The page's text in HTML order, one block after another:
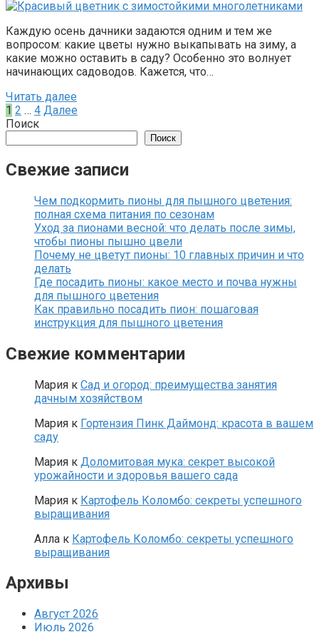
Каждую осень дачники задаются одним и тем же
вопросом: какие цветы нужно выкапывать на зиму, а
какие можно оставить в саду? Особенно это волнует
начинающих садоводов. Кажется, что…
Читать далее
Пагинация
записей
1 2 … 4 Далее
Поиск
Поиск
Свежие записи
Чем подкормить пионы для пышного цветения:
полная схема питания по сезонам
Уход за пионами весной: что делать после зимы,
чтобы пионы пышно цвели
Почему не цветут пионы: 10 главных причин и что
делать
Где посадить пионы: какое место и почва нужны
для пышного цветения
Как правильно посадить пион: пошаговая
инструкция для пышного цветения
Свежие комментарии
Мария к Сад и огород: преимущества занятия
дачным хозяйством
Мария к Гортензия Пинк Даймонд: красота в вашем
саду
Мария к Доломитовая мука: секрет высокой
урожайности и здоровья вашего сада
Мария к Картофель Коломбо: секреты успешного
выращивания
Алла к Картофель Коломбо: секреты успешного
выращивания
Архивы
Август 2026
Июль 2026